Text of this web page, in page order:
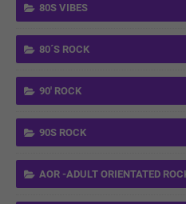
80S VIBES
80´S ROCK
90' ROCK
90S ROCK
AOR -ADULT ORIENTATED